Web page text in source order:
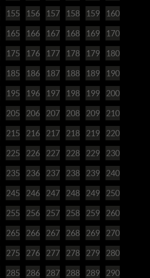
155 156 157 158 159 160
165 166 167 168 169 170
175 176 177 178 179 180
185 186 187 188 189 190
195 196 197 198 199 200
205 206 207 208 209 210
215 216 217 218 219 220
225 226 227 228 229 230
235 236 237 238 239 240
245 246 247 248 249 250
255 256 257 258 259 260
265 266 267 268 269 270
275 276 277 278 279 280
285 286 287 288 289 290